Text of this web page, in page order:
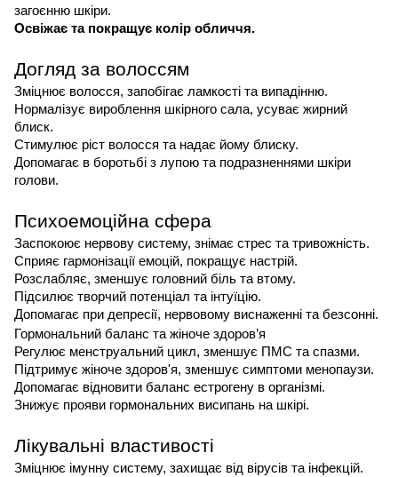
загоєнню шкіри.
Освіжає та покращує колір обличчя.
Догляд за волоссям
Зміцнює волосся, запобігає ламкості та випадінню.
Нормалізує вироблення шкірного сала, усуває жирний
блиск.
Стимулює ріст волосся та надає йому блиску.
Допомагає в боротьбі з лупою та подразненнями шкіри
голови.
Психоемоційна сфера
Заспокоює нервову систему, знімає стрес та тривожність.
Сприяє гармонізації емоцій, покращує настрій.
Розслабляє, зменшує головний біль та втому.
Підсилює творчий потенціал та інтуїцію.
Допомагає при депресії, нервовому виснаженні та безсонні.
Гормональний баланс та жіноче здоров’я
Регулює менструальний цикл, зменшує ПМС та спазми.
Підтримує жіноче здоров'я, зменшує симптоми менопаузи.
Допомагає відновити баланс естрогену в організмі.
Знижує прояви гормональних висипань на шкірі.
Лікувальні властивості
Зміцнює імунну систему, захищає від вірусів та інфекцій.